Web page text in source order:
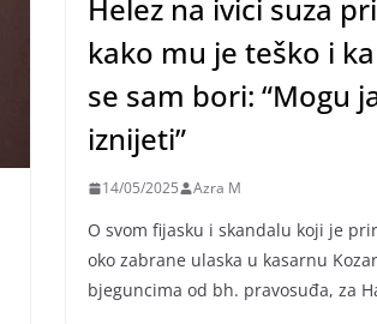
Helez na ivici suza
kako mu je teško i
se sam bori: “Mogu
iznijeti”
14/05/2025 Azra M
O svom fijasku i skandalu koji je
oko zabrane ulaska u kasarnu
bjeguncima od bh. pravosuđa, za